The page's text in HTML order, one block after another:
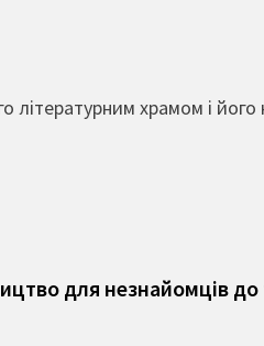
храмом і його
для незнайомців до